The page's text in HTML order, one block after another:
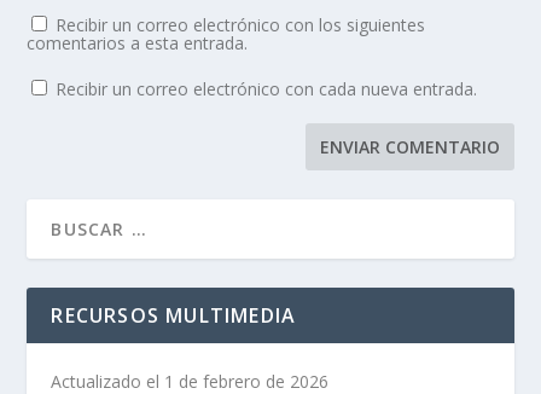
Recibir un correo electrónico con los siguientes
comentarios a esta entrada.
Recibir un correo electrónico con cada nueva entrada.
RECURSOS MULTIMEDIA
Actualizado el 1 de febrero de 2026